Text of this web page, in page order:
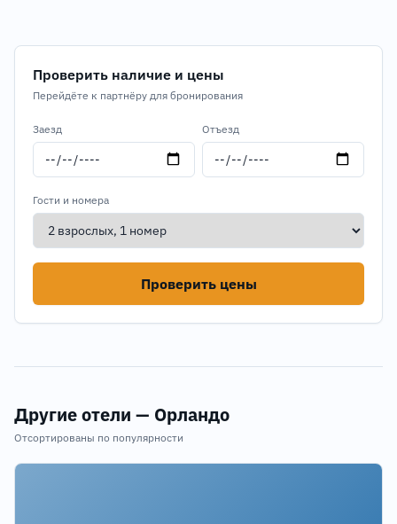
Проверить наличие и цены
Перейдёте к партнёру для бронирования
Заезд Отъезд
Гости и номера
Проверить цены
Другие отели — Орландо
Отсортированы по популярности